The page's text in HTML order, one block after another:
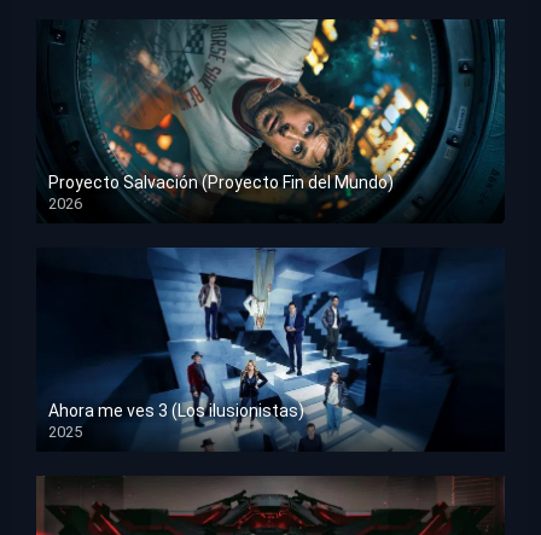
Proyecto Salvación (Proyecto Fin del Mundo)
2026
HD 1080p
Ahora me ves 3 (Los ilusionistas)
2025
HD 1080p